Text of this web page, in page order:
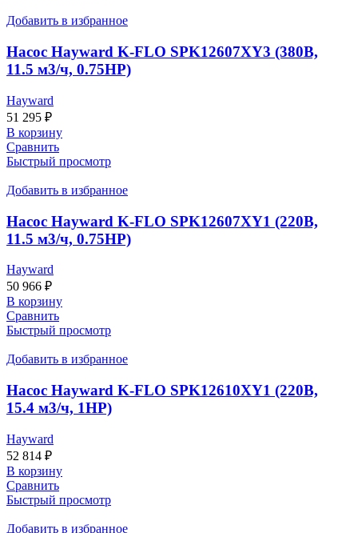
Добавить в избранное
Насос Hayward K-FLO SPK12607XY3 (380В,
11.5 м3/ч, 0.75НР)
Hayward
51 295 ₽
В корзину
Сравнить
Быстрый просмотр
Добавить в избранное
Насос Hayward K-FLO SPK12607XY1 (220В,
11.5 м3/ч, 0.75НР)
Hayward
50 966 ₽
В корзину
Сравнить
Быстрый просмотр
Добавить в избранное
Насос Hayward K-FLO SPK12610XY1 (220В,
15.4 м3/ч, 1НР)
Hayward
52 814 ₽
В корзину
Сравнить
Быстрый просмотр
Добавить в избранное